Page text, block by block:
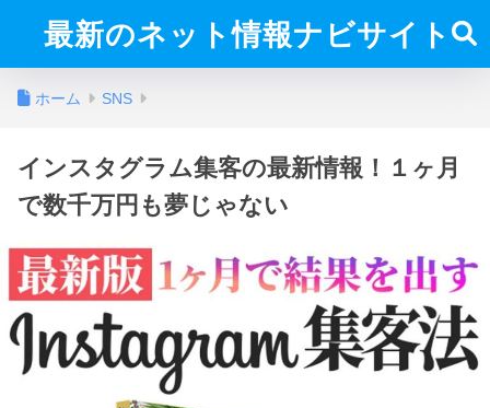
最新のネット情報ナビサイト
ホーム SNS
インスタグラム集客の最新情報！１ヶ月
で数千万円も夢じゃない